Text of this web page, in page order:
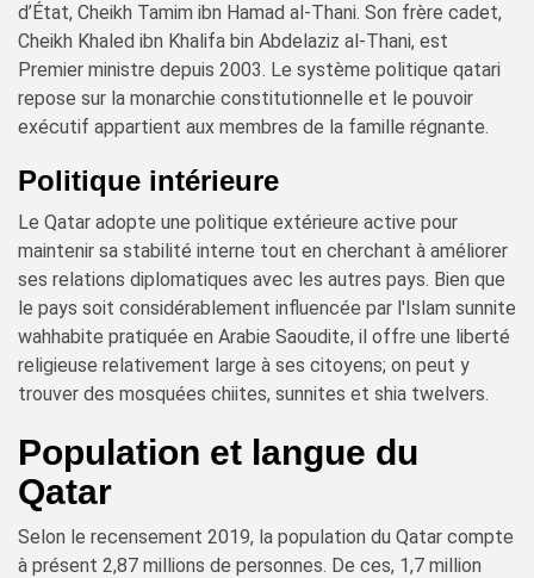
d’État, Cheikh Tamim ibn Hamad al-Thani. Son frère cadet,
Cheikh Khaled ibn Khalifa bin Abdelaziz al-Thani, est
Premier ministre depuis 2003. Le système politique qatari
repose sur la monarchie constitutionnelle et le pouvoir
exécutif appartient aux membres de la famille régnante.
Politique intérieure
Le Qatar adopte une politique extérieure active pour
maintenir sa stabilité interne tout en cherchant à améliorer
ses relations diplomatiques avec les autres pays. Bien que
le pays soit considérablement influencée par l'Islam sunnite
wahhabite pratiquée en Arabie Saoudite, il offre une liberté
religieuse relativement large à ses citoyens; on peut y
trouver des mosquées chiites, sunnites et shia twelvers.
Population et langue du
Qatar
Selon le recensement 2019, la population du Qatar compte
à présent 2,87 millions de personnes. De ces, 1,7 million